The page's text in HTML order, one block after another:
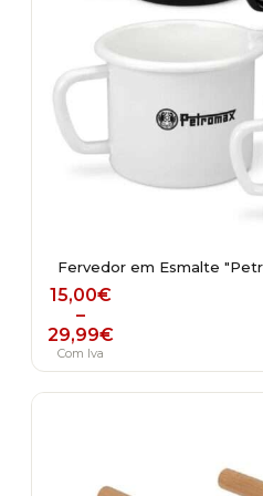
Fervedor em Esmalte
15,00€
–
29,99€
Price range: 15,00€
Com Iva